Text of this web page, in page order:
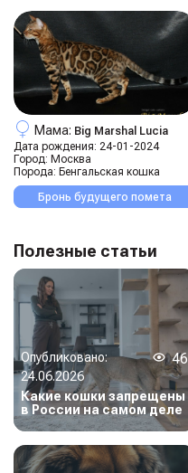
Мама: Big Marshal Lucia
Дата рождения: 24-01-2024
Город: Москва
Порода: Бенгальская кошка
Бронь будущего помета
Полезные статьи
Опубликовано:
24.06.2026
46
Какие кошки запрещены
в России на самом деле